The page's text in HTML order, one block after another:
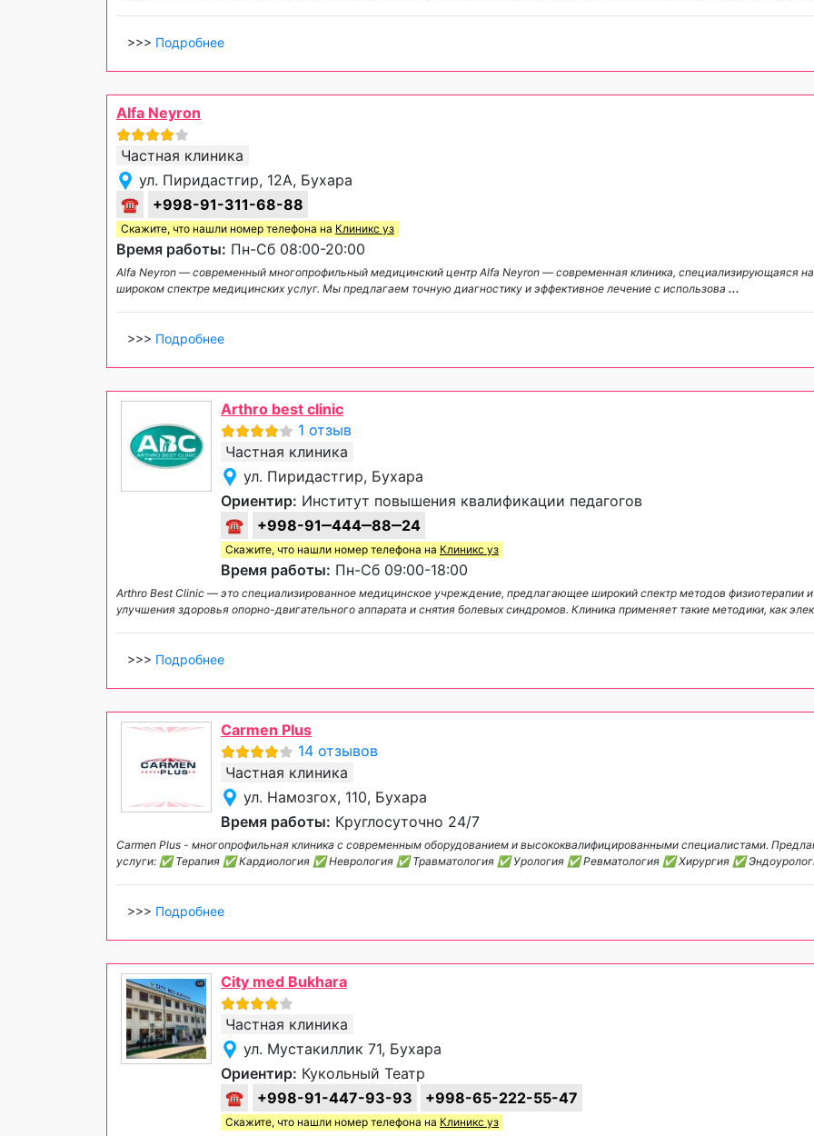
>>> Подробнее
Alfa Neyron
Частная клиника
ул. Пиридастгир, 12A, Бухара
☎
+998-91-311-68-88
Скажите, что нашли номер телефона на Клиникс уз
Время работы: Пн-Сб 08:00-20:00
Alfa Neyron — современный многопрофильный медицинский центр Alfa Neyron — современная клиника, специализирующаяся
широком спектре медицинских услуг. Мы предлагаем точную диагностику и эффективное лечение с использова ...
>>> Подробнее
Arthro best clinic
1 отзыв
Частная клиника
ул. Пиридастгир, Бухара
Ориентир: Институт повышения квалификации педагогов
☎
+998-91‒444‒88‒24
Скажите, что нашли номер телефона на Клиникс уз
Время работы: Пн-Сб 09:00-18:00
Arthro Best Clinic — это специализированное медицинское учреждение, предлагающее широкий спектр методов физиотерапии
улучшения здоровья опорно-двигательного аппарата и снятия болевых синдромов. Клиника применяет такие методики, как
>>> Подробнее
Carmen Plus
14 отзывов
Частная клиника
ул. Намозгох, 110, Бухара
Время работы: Круглосуточно 24/7
Carmen Plus - многопрофильная клиника с современным оборудованием и высококвалифицированными специалистами.
услуги: ✅ Терапия ✅ Кардиология ✅ Неврология ✅ Травматология ✅ Урология ✅ Ревматология ✅ Хирургия ✅
>>> Подробнее
City med Bukhara
Частная клиника
ул. Мустакиллик 71, Бухара
Ориентир: Кукольный Театр
☎
+998-91-447-93-93 +998-65-222-55-47
Скажите, что нашли номер телефона на Клиникс уз